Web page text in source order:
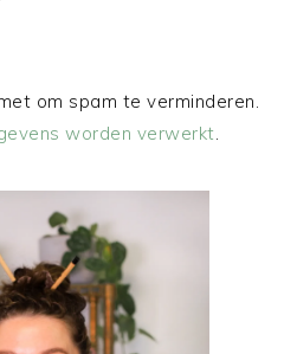
om spam te verminderen.
worden verwerkt.